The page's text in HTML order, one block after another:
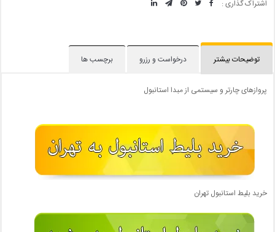
اشتراک گذاری :
توضیحات بیشتر درخواست و رزرو برچسب ها
پروازهای چارتر و سیستمی از مبدا استانبول
خرید بلیط استانبول تهران